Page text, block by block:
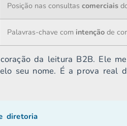
Posição nas consultas comerciais
Palavras-chave com intençãode
da leitura B2B. Ele
seu nome. É a prova real
diretoria